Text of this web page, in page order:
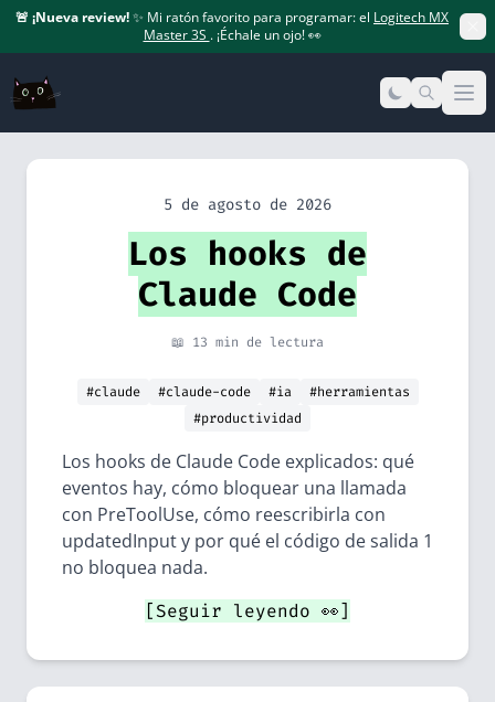
🚨 ¡Nueva review!✨ Mi ratón favorito para programar: el Logitech MX
Master 3S . ¡Échale un ojo! 👀
5 de agosto de 2026
Los hooks de
Claude Code
📖 13 min de lectura
#claude #claude-code #ia
#herramientas
#productividad
Los hooks de Claude Code explicados: qué
eventos hay, cómo bloquear una llamada
con PreToolUse, cómo reescribirla con
updatedInput y por qué el código de salida 1
no bloquea nada.
[Seguir leyendo 👀]